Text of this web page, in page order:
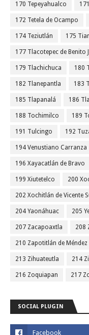
170 Tepeyahualco
172 Tetela de Ocampo
174 Teziutlán 175
177 Tlacotepec de Benito
179 Tlachichuca 180
182 Tlanepantla 183
185 Tlapanalá 186
188 Tochimilco 189
191 Tulcingo 192
194 Venustiano Carranza
196 Xayacatlán de Bravo
199 Xiutetelco 200
202 Xochitlán de Vicente
204 Yaonáhuac 205
207 Zacapoaxtla 208
210 Zapotitlán de Méndez
213 Zihuateutla 214
216 Zoquiapan 217
SOCIAL PLUGIN